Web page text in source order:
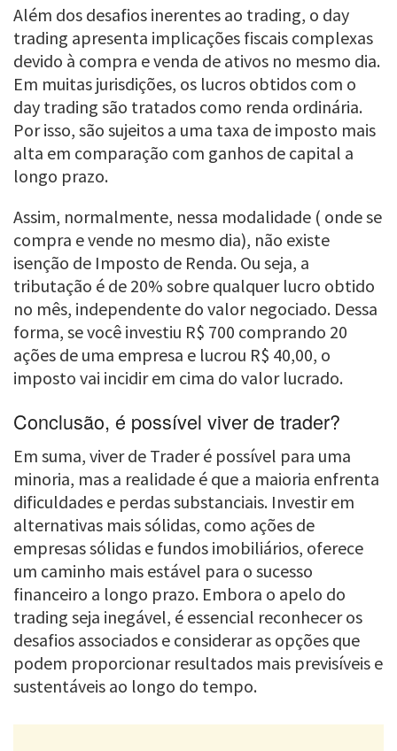
Além dos desafios inerentes ao trading, o day
trading apresenta implicações fiscais complexas
devido à compra e venda de ativos no mesmo dia.
Em muitas jurisdições, os lucros obtidos com o
day trading são tratados como renda ordinária.
Por isso, são sujeitos a uma taxa de imposto mais
alta em comparação com ganhos de capital a
longo prazo.
Assim, normalmente, nessa modalidade ( onde se
compra e vende no mesmo dia), não existe
isenção de Imposto de Renda. Ou seja, a
tributação é de 20% sobre qualquer lucro obtido
no mês, independente do valor negociado. Dessa
forma, se você investiu R$ 700 comprando 20
ações de uma empresa e lucrou R$ 40,00, o
imposto vai incidir em cima do valor lucrado.
Conclusão, é possível viver de trader?
Em suma, viver de Trader é possível para uma
minoria, mas a realidade é que a maioria enfrenta
dificuldades e perdas substanciais. Investir em
alternativas mais sólidas, como ações de
empresas sólidas e fundos imobiliários, oferece
um caminho mais estável para o sucesso
financeiro a longo prazo. Embora o apelo do
trading seja inegável, é essencial reconhecer os
desafios associados e considerar as opções que
podem proporcionar resultados mais previsíveis e
sustentáveis ao longo do tempo.